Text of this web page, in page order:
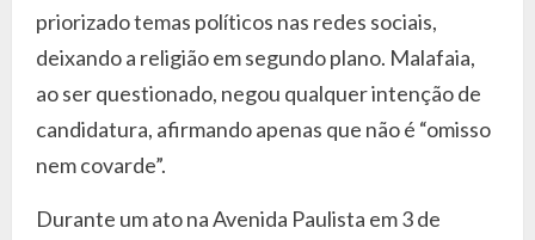
priorizado temas políticos nas redes sociais,
deixando a religião em segundo plano. Malafaia,
ao ser questionado, negou qualquer intenção de
candidatura, afirmando apenas que não é “omisso
nem covarde”.
Durante um ato na Avenida Paulista em 3 de